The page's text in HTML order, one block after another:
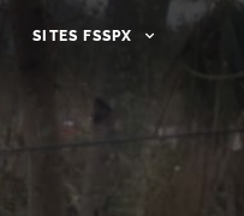
SITES FSSPX